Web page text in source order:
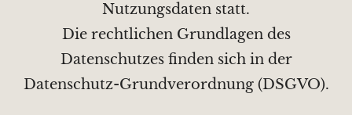
Nutzungsdaten statt.
Die rechtlichen Grundlagen des
Datenschutzes finden sich in der
Datenschutz-Grundverordnung (DSGVO).